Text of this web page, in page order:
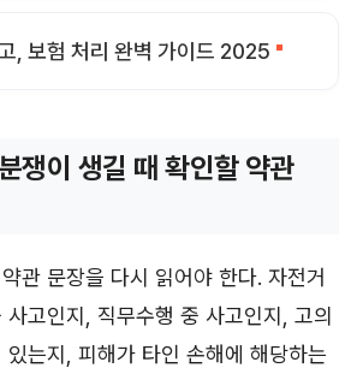
, 보험 처리 완벽 가이드 2025
쟁이 생길 때 확인할 약관
관 문장을 다시 읽어야 한다. 자전거
사고인지, 직무수행 중 사고인지, 고의
는지, 피해가 타인 손해에 해당하는